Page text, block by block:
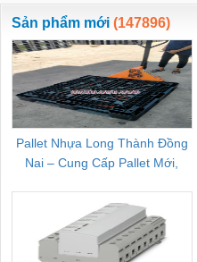
ewara
Sản phẩm mới (147896)
Pallet Nhựa Long Thành Đồng
Nai – Cung Cấp Pallet Mới,